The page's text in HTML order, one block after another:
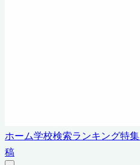
ホーム学校検索ランキング特集
稿